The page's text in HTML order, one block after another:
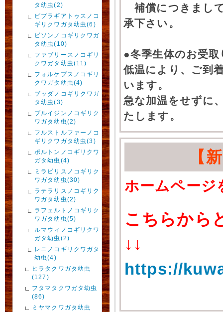
タ幼虫(2)
ビプラギアトゥスノコ
ギリクワガタ幼虫(6)
ビソンノコギリクワガ
タ幼虫(10)
ファブリースノコギリ
クワガタ幼虫(11)
フォルケプスノコギリ
クワガタ幼虫(4)
ブッダノコギリクワガ
タ幼虫(3)
ブルイジンノコギリク
ワガタ幼虫(2)
フルストルファーノコ
ギリクワガタ幼虫(3)
ポルトンノコギリクワ
ガタ幼虫(4)
ミラビリスノコギリク
ワガタ幼虫(30)
ラテラリスノコギリク
ワガタ幼虫(2)
ラフェルトノコギリク
ワガタ幼虫(5)
ルマウィノコギリクワ
ガタ幼虫(2)
レニノコギリクワガタ
幼虫(4)
ヒラタクワガタ幼虫
(127)
フタマタクワガタ幼虫
(86)
ミヤマクワガタ幼虫
補償につきまし
承下さい。
●冬季生体のお受
低温により、ご到
います。
急な加温をせずに
たします。
【
ホームページ
こちらから
↓↓
https://